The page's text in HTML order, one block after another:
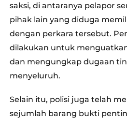
saksi, di antaranya pelapor
pihak lain yang diduga
dengan perkara tersebut.
dilakukan untuk
dan mengungkap dugaan
menyeluruh.
Selain itu, polisi juga telah
sejumlah barang bukti